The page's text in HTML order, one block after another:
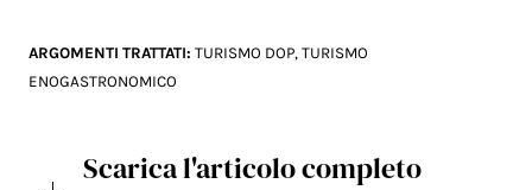
ARGOMENTI TRATTATI:TURISMO DOP,TURISMO
ENOGASTRONOMICO
Scarica l'articolo completo